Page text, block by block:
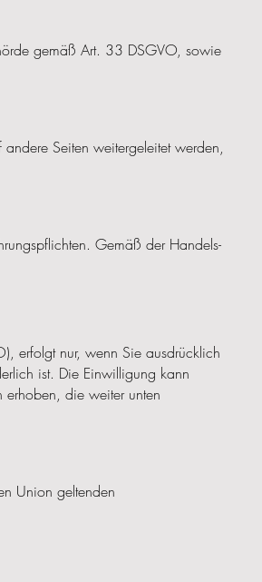
gemäß Art. 33 DSGVO, sowie
Seiten weitergeleitet werden,
Gemäß der Handels-
erfolgt nur, wenn Sie ausdrücklich
ist. Die Einwilligung kann
erhoben, die weiter unten
Union geltenden